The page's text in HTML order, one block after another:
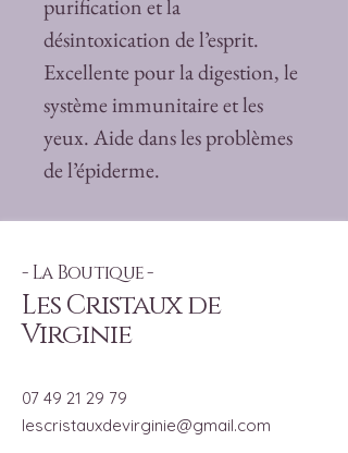
purification et la
désintoxication de l’esprit.
Excellente pour la digestion, le
système immunitaire et les
yeux. Aide dans les problèmes
de l’épiderme.
- La Boutique -
Les Cristaux de
Virginie
07 49 21 29 79
lescristauxdevirginie@gmail.com